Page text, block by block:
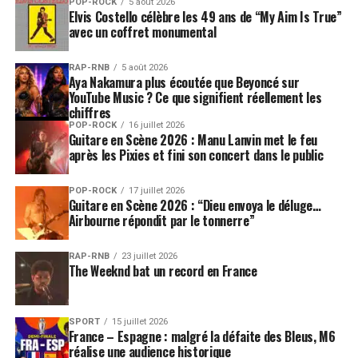
soutenir et faire avancer. Par exemple en partageant et
diffusant ses morceaux via les réseaux sociaux où il est
très actif (Facebook, Twitter, SoundCloud), mais
également financièrement pour ceux qui le souhaitent.
L’enregistrement de son premier album autoproduit
devrait avoir lieu au printemps, pour cela, l’artiste a mis
en place via le site Leetchi une collecte participative
afin de pouvoir enregistrer et produire l’album dans les
meilleures conditions. Chacun est libre d’y apporter sa
contribution pour qu’enfin voit le jour le premier album
de cet artiste talentueux, à la voix magnifique. La
collecte est ouverte à toute participation et se clôturera
fin mars, une tournée suivra également la sortie de
l’album.
Il n’y a pas que les télé-crochets, et tant mieux, pour
désormais tenter sa chance dans l’univers musical.
Certains lui avaient pourtant suggéré d’y participer.
Elvis Costello célèbre les 49 ans de “My Aim Is True”
avec un coffret monumental
RAP-RNB 5 août 2026
Aya Nakamura plus écoutée que Beyoncé sur
YouTube Music ? Ce que signifient réellement les
chiffres
POP-ROCK 16 juillet 2026
Guitare en Scène 2026 : Manu Lanvin met le feu
après les Pixies et fini son concert dans le public
POP-ROCK 17 juillet 2026
Guitare en Scène 2026 : “Dieu envoya le déluge…
Airbourne répondit par le tonnerre”
RAP-RNB 23 juillet 2026
The Weeknd bat un record en France
SPORT 15 juillet 2026
France – Espagne : malgré la défaite des Bleus, M6
réalise une audience historique